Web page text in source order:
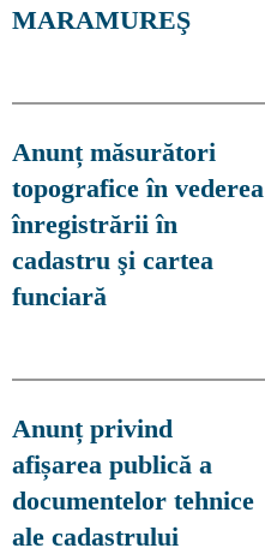
MARAMUREŞ
Anunț măsurători
topografice în vederea
înregistrării în
cadastru şi cartea
funciară
Anunț privind
afișarea publică a
documentelor tehnice
ale cadastrului